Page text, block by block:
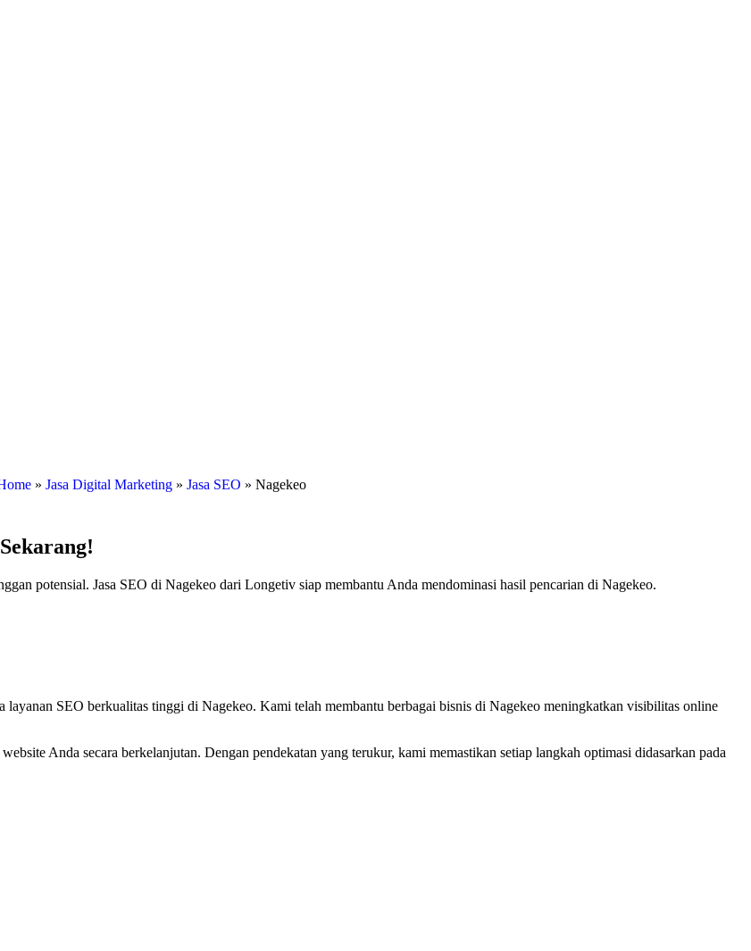
» Jasa Digital Marketing» Jasa SEO » Nagekeo
potensial. Jasa SEO di Nagekeo dari Longetiv siap membantu Anda mendominasi hasil pencarian di Nagekeo.
layanan SEO berkualitas tinggi di Nagekeo. Kami telah membantu berbagai bisnis di Nagekeo meningkatkan visibilitas online
Anda secara berkelanjutan. Dengan pendekatan yang terukur, kami memastikan setiap langkah optimasi didasarkan pada